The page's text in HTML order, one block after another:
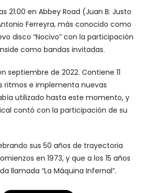
21:00 en Abbey Road (Juan B. Justo
Ferreyra, más conocido como
disco “Nocivo” con la participación
como bandas invitadas.
septiembre de 2022. Contiene 11
ritmos e implementa nuevas
utilizado hasta este momento, y
contó con la participación de su
sus 50 años de trayectoria
en 1973, y que a los 15 años
llamada “La Máquina Infernal”.